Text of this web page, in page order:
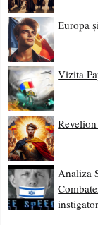
Europa
Vizita
Analiza